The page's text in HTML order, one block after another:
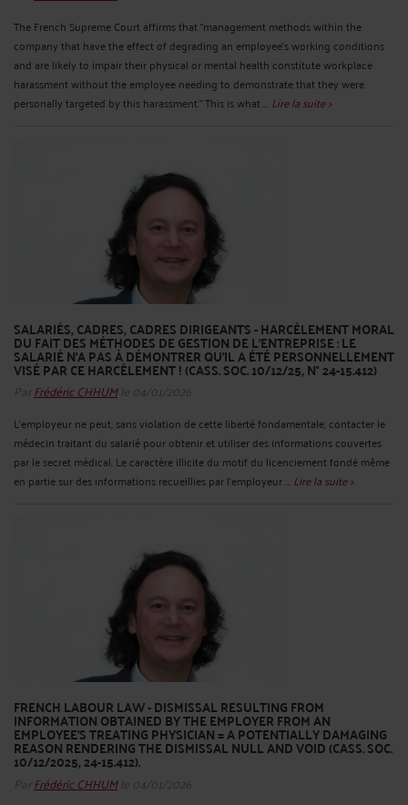
The French Supreme Court affirms that "management methods within the
company that have the effect of degrading an employee's working conditions
and are likely to impair their physical or mental health constitute workplace
harassment without the employee needing to demonstrate that they were
personally targeted by this harassment." This is what ... Lire la suite >
SALARIÉS, CADRES, CADRES DIRIGEANTS - HARCÈLEMENT MORAL
DU FAIT DES MÉTHODES DE GESTION DE L’ENTREPRISE : LE
SALARIÉ N’A PAS À DÉMONTRER QU’IL A ÉTÉ PERSONNELLEMENT
VISÉ PAR CE HARCÈLEMENT ! (CASS. SOC. 10/12/25, N° 24-15.412)
Par Frédéric CHHUMle 04/01/2026
L’employeur ne peut, sans violation de cette liberté fondamentale, contacter le
médecin traitant du salarié pour obtenir et utiliser des informations couvertes
par le secret médical. Le caractère illicite du motif du licenciement fondé même
en partie sur des informations recueillies par l’employeur ... Lire la suite >
FRENCH LABOUR LAW - DISMISSAL RESULTING FROM
INFORMATION OBTAINED BY THE EMPLOYER FROM AN
EMPLOYEE'S TREATING PHYSICIAN = A POTENTIALLY DAMAGING
REASON RENDERING THE DISMISSAL NULL AND VOID (CASS. SOC.
10/12/2025, 24-15.412).
Par Frédéric CHHUMle 04/01/2026